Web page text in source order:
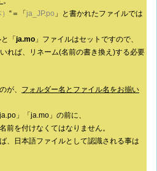
“＝「ja_JP.po 」と書かれたファイルでは
と「ja.mo 」ファイルはセットですので、
れば、リネーム(名前の書き換え)する必要
が、 フォルダー名とファイル名をお揃い
」「ja.mo」の前に、
前を付けなくてはなりません。
、日本語ファイルとして認識される事は